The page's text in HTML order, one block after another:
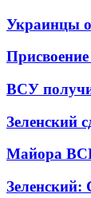
Украинцы
ВСУ
Зеленский
Майора
Зеленский: